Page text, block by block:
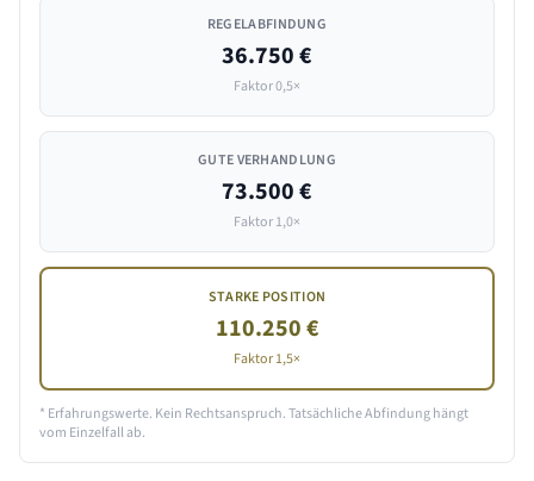
REGELABFINDUNG
36.750 €
Faktor 0,5×
GUTE VERHANDLUNG
73.500 €
Faktor 1,0×
STARKE POSITION
110.250 €
Faktor 1,5×
* Erfahrungswerte. Kein Rechtsanspruch. Tatsächliche Abfindung hängt
vom Einzelfall ab.